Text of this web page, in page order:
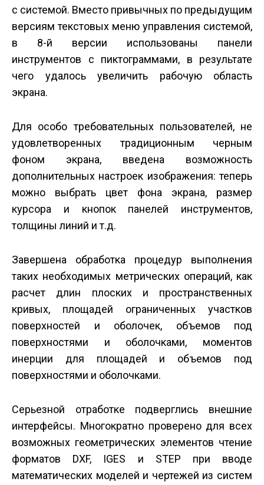
с системой. Вместо привычных по предыдущим
версиям текстовых меню управления системой,
в 8-й версии использованы панели
инструментов с пиктограммами, в результате
чего удалось увеличить рабочую область
экрана.
Для особо требовательных пользователей, не
удовлетворенных традиционным черным
фоном экрана, введена возможность
дополнительных настроек изображения: теперь
можно выбрать цвет фона экрана, размер
курсора и кнопок панелей инструментов,
толщины линий и т.д.
Завершена обработка процедур выполнения
таких необходимых метрических операций, как
расчет длин плоских и пространственных
кривых, площадей ограниченных участков
поверхностей и оболочек, объемов под
поверхностями и оболочками, моментов
инерции для площадей и объемов под
поверхностями и оболочками.
Серьезной отработке подверглись внешние
интерфейсы. Многократно проверено для всех
возможных геометрических элементов чтение
форматов DXF, IGES и STEP при вводе
математических моделей и чертежей из систем